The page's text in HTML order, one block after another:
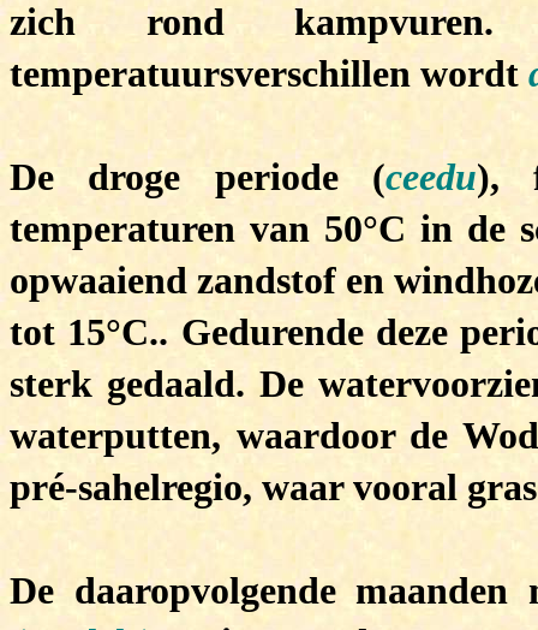
zich rond
temperatuursverschillen wordt
De droge periode (ceedu),
temperaturen van 50°C in de
opwaaiend zandstof en
tot 15°C.. Gedurende deze
sterk gedaald. De
waterputten, waardoor de
pré-sahelregio, waar vooral
De daaropvolgende maanden